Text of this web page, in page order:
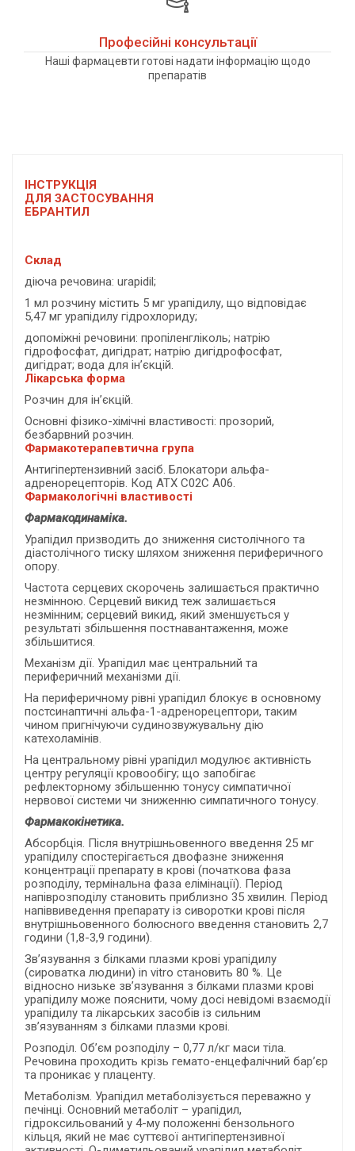
Професійні консультації
Наші фармацевти готові надати інформацію щодо
препаратів
ІНСТРУКЦІЯ
ДЛЯ ЗАСТОСУВАННЯ
ЕБРАНТИЛ
Склад
діюча речовина: urapidil;
1 мл розчину містить 5 мг урапідилу, що відповідає
5,47 мг урапідилу гідрохлориду;
допоміжні речовини: пропіленгліколь; натрію
гідрофосфат, дигідрат; натрію дигідрофосфат,
дигідрат; вода для ін’єкцій.
Лікарська форма
Розчин для ін’єкцій.
Основні фізико-хімічні властивості: прозорий,
безбарвний розчин.
Фармакотерапевтична група
Антигіпертензивний засіб. Блокатори альфа-
адренорецепторів. Код АТХ С02С А06.
Фармакологічні властивості
Фармакодинаміка.
Урапідил призводить до зниження систолічного та
діастолічного тиску шляхом зниження периферичного
опору.
Частота серцевих скорочень залишається практично
незмінною. Серцевий викид теж залишається
незмінним; серцевий викид, який зменшується у
результаті збільшення постнавантаження, може
збільшитися.
Механізм дії. Урапідил має центральний та
периферичний механізми дії.
На периферичному рівні урапідил блокує в основному
постсинаптичні альфа-1-адренорецептори, таким
чином пригнічуючи судинозвужувальну дію
катехоламінів.
На центральному рівні урапідил модулює активність
центру регуляції кровообігу; що запобігає
рефлекторному збільшенню тонусу симпатичної
нервової системи чи зниженню симпатичного тонусу.
Фармакокінетика.
Абсорбція. Після внутрішньовенного введення 25 мг
урапідилу спостерігається двофазне зниження
концентрації препарату в крові (початкова фаза
розподілу, термінальна фаза елімінації). Період
напіврозподілу становить приблизно 35 хвилин. Період
напіввиведення препарату із сиворотки крові після
внутрішньовенного болюсного введення становить 2,7
години (1,8-3,9 години).
Зв’язування з білками плазми крові урапідилу
(сироватка людини) in vitro становить 80 %. Це
відносно низьке зв’язування з білками плазми крові
урапідилу може пояснити, чому досі невідомі взаємодії
урапідилу та лікарських засобів із сильним
зв’язуванням з білками плазми крові.
Розподіл. Об’єм розподілу – 0,77 л/кг маси тіла.
Речовина проходить крізь гемато-енцефалічний бар’єр
та проникає у плаценту.
Метаболізм. Урапідил метаболізується переважно у
печінці. Основний метаболіт – урапідил,
гідроксильований у 4-му положенні бензольного
кільця, який не має суттєвої антигіпертензивної